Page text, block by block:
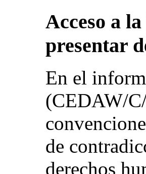
Acceso a
presentar
En el
(CEDAW/
de
derechos